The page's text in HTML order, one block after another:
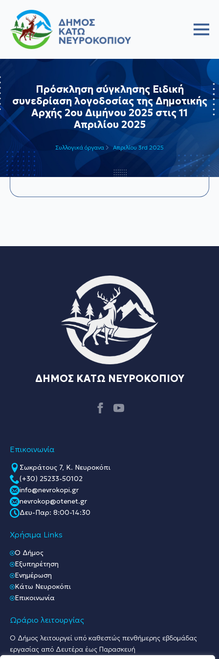
Πρόσκληση σύγκλησης Ειδική
συνεδρίαση λογοδοσίας της Δημοτικής
Αρχής 2ου Διμήνου 2025 στις 11
Απριλίου 2025
Συλλογικά όργανα Απριλίου 3rd 2025
ΔΗΜΟΣ ΚΑΤΩ ΝΕΥΡΟΚΟΠΙΟΥ
Επικοινωνία
Σωκράτους 7, Κ. Νευροκόπι
(+30) 25233-50102
info@nevrokopi.gr
nevrokop@otenet.gr
Δευ-Παρ: 8:00-14:30
Χρήσιμα Links
O Δήμος
Εξυπηρέτηση
Ενημέρωση
Κάτω Νευροκόπι
Επικοινωνία
Ωράριο λειτουργίας
Ο Δήμος λειτουργεί υπό καθεστώς πενθήμερης εβδομάδας
εργασίας από Δευτέρα έως Παρασκευή